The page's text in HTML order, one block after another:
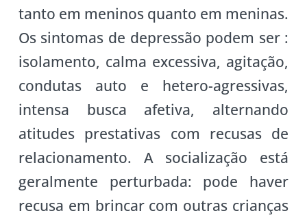
tanto em meninos quanto em meninas.
Os sintomas de depressão podem ser :
isolamento, calma excessiva, agitação,
condutas auto e hetero-agressivas,
intensa busca afetiva, alternando
atitudes prestativas com recusas de
relacionamento. A socialização está
geralmente perturbada: pode haver
recusa em brincar com outras crianças